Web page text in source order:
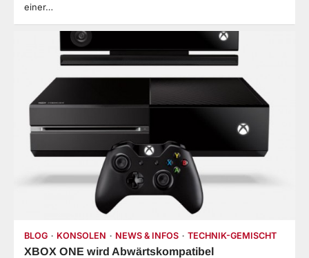
einer…
BLOG KONSOLEN NEWS & INFOS TECHNIK-GEMISCHT
XBOX ONE wird Abwärtskompatibel